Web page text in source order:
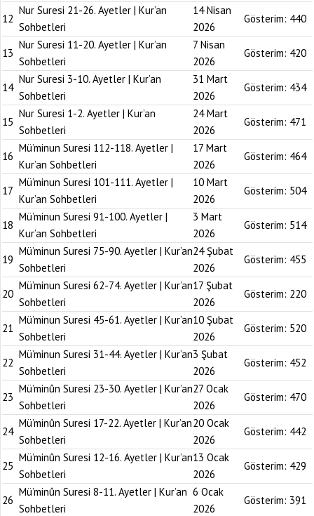
12
Nur Suresi 21-26. Ayetler | Kur’an
Sohbetleri
14 Nisan
2026
Gösterim: 440
13
Nur Suresi 11-20. Ayetler | Kur’an
Sohbetleri
7 Nisan
2026
Gösterim: 420
14
Nur Suresi 3-10. Ayetler | Kur’an
Sohbetleri
31 Mart
2026
Gösterim: 434
15
Nur Suresi 1-2. Ayetler | Kur’an
Sohbetleri
24 Mart
2026
Gösterim: 471
16
Mü’minun Suresi 112-118. Ayetler |
Kur’an Sohbetleri
17 Mart
2026
Gösterim: 464
17
Mü’minun Suresi 101-111. Ayetler |
Kur’an Sohbetleri
10 Mart
2026
Gösterim: 504
18
Mü’minun Suresi 91-100. Ayetler |
Kur’an Sohbetleri
3 Mart
2026
Gösterim: 514
19
Mü’minun Suresi 75-90. Ayetler | Kur’an
Sohbetleri
24 Şubat
2026
Gösterim: 455
20
Mü’minun Suresi 62-74. Ayetler | Kur’an
Sohbetleri
17 Şubat
2026
Gösterim: 220
21
Mü’minun Suresi 45-61. Ayetler | Kur’an
Sohbetleri
10 Şubat
2026
Gösterim: 520
22
Mü’minun Suresi 31-44. Ayetler | Kur’an
Sohbetleri
3 Şubat
2026
Gösterim: 452
23
Mü’minûn Suresi 23-30. Ayetler | Kur’an
Sohbetleri
27 Ocak
2026
Gösterim: 470
24
Mü’minûn Suresi 17-22. Ayetler | Kur’an
Sohbetleri
20 Ocak
2026
Gösterim: 442
25
Mü’minûn Suresi 12-16. Ayetler | Kur’an
Sohbetleri
13 Ocak
2026
Gösterim: 429
26
Mü’minûn Suresi 8-11. Ayetler | Kur’an
Sohbetleri
6 Ocak
2026
Gösterim: 391